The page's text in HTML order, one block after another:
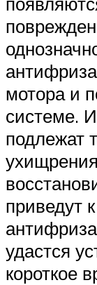
мотора и
системе.
подлежат
приведут
удастся
короткое